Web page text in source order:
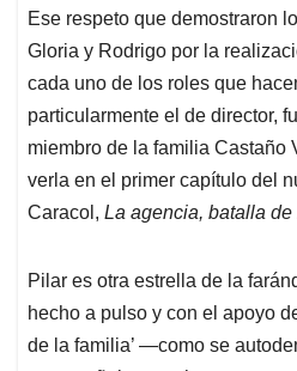
Ese respeto que demostraron
Gloria y Rodrigo por la
cada uno de los roles que
particularmente el de director,
miembro de la familia Castaño
verla en el primer capítulo del
Caracol, La agencia, batalla de
Pilar es otra estrella de la
hecho a pulso y con el apoyo
de la familia’ —como se